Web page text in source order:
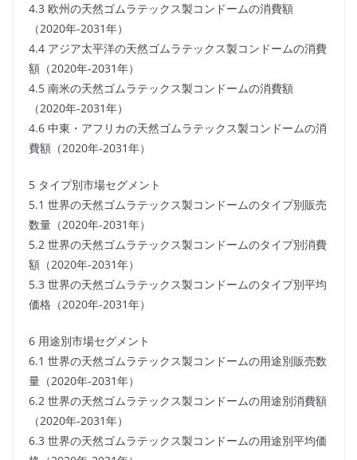
4.3 欧州の天然ゴムラテックス製コンドームの消費額
（2020年-2031年）
4.4 アジア太平洋の天然ゴムラテックス製コンドームの消費
額（2020年-2031年）
4.5 南米の天然ゴムラテックス製コンドームの消費額
（2020年-2031年）
4.6 中東・アフリカの天然ゴムラテックス製コンドームの消
費額（2020年-2031年）
5 タイプ別市場セグメント
5.1 世界の天然ゴムラテックス製コンドームのタイプ別販売
数量（2020年-2031年）
5.2 世界の天然ゴムラテックス製コンドームのタイプ別消費
額（2020年-2031年）
5.3 世界の天然ゴムラテックス製コンドームのタイプ別平均
価格（2020年-2031年）
6 用途別市場セグメント
6.1 世界の天然ゴムラテックス製コンドームの用途別販売数
量（2020年-2031年）
6.2 世界の天然ゴムラテックス製コンドームの用途別消費額
（2020年-2031年）
6.3 世界の天然ゴムラテックス製コンドームの用途別平均価